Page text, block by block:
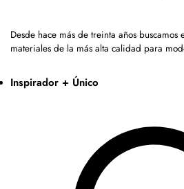
Desde hace más de treinta años buscamos
materiales de la más alta calidad para
Inspirador + Único